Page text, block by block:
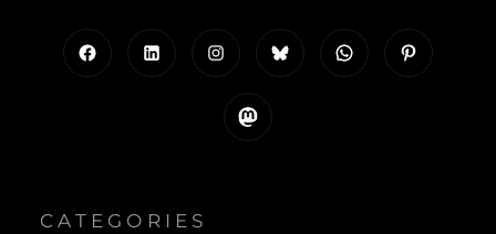
Instagram WhatsApp
Mastodon
CATEGORIES